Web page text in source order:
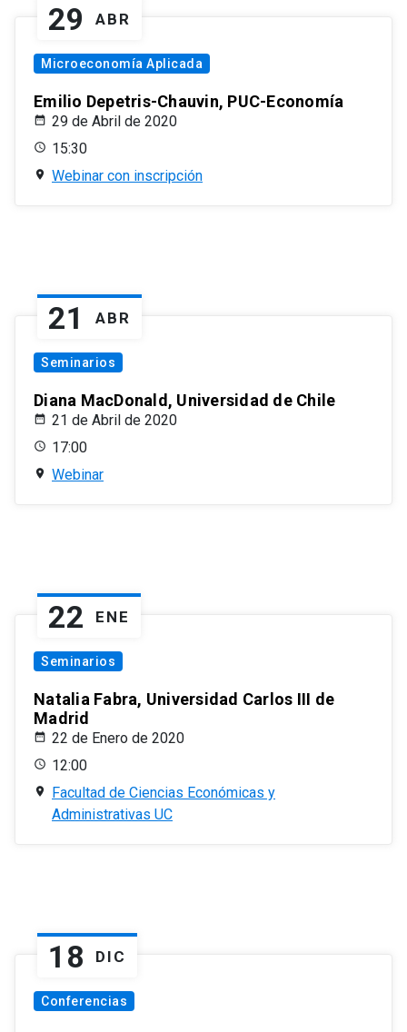
29 ABR
Microeconomía Aplicada
Emilio Depetris-Chauvin, PUC-Economía
29 de Abril de 2020
15:30
Webinar con inscripción
21 ABR
Seminarios
Diana MacDonald, Universidad de Chile
21 de Abril de 2020
17:00
Webinar
22 ENE
Seminarios
Natalia Fabra, Universidad Carlos III de
Madrid
22 de Enero de 2020
12:00
Facultad de Ciencias Económicas y
Administrativas UC
18 DIC
Conferencias